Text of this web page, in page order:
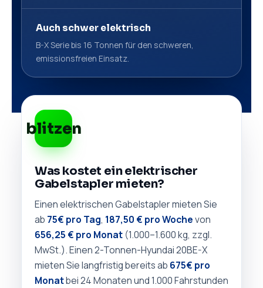
Auch schwer elektrisch
B-X Serie bis 16 Tonnen für den schweren,
emissionsfreien Einsatz.
blitzen
Was kostet ein elektrischer
Gabelstapler mieten?
Einen elektrischen Gabelstapler mieten Sie
ab 75€ pro Tag, 187,50 € pro Wochevon
656,25 € pro Monat (1.000–1.600 kg, zzgl.
MwSt.). Einen 2-Tonnen-Hyundai 20BE-X
mieten Sie langfristig bereits ab 675€ pro
Monatbei 24 Monaten und 1.000 Fahrstunden